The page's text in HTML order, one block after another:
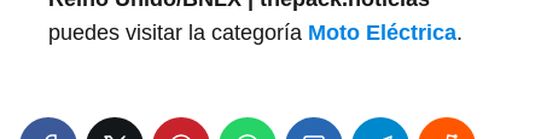
puedes visitar la categoría Moto Eléctrica.